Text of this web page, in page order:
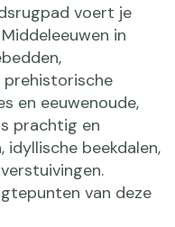
voert je
in
prehistorische
en eeuwenoude,
prachtig en
idyllische beekdalen,
van deze